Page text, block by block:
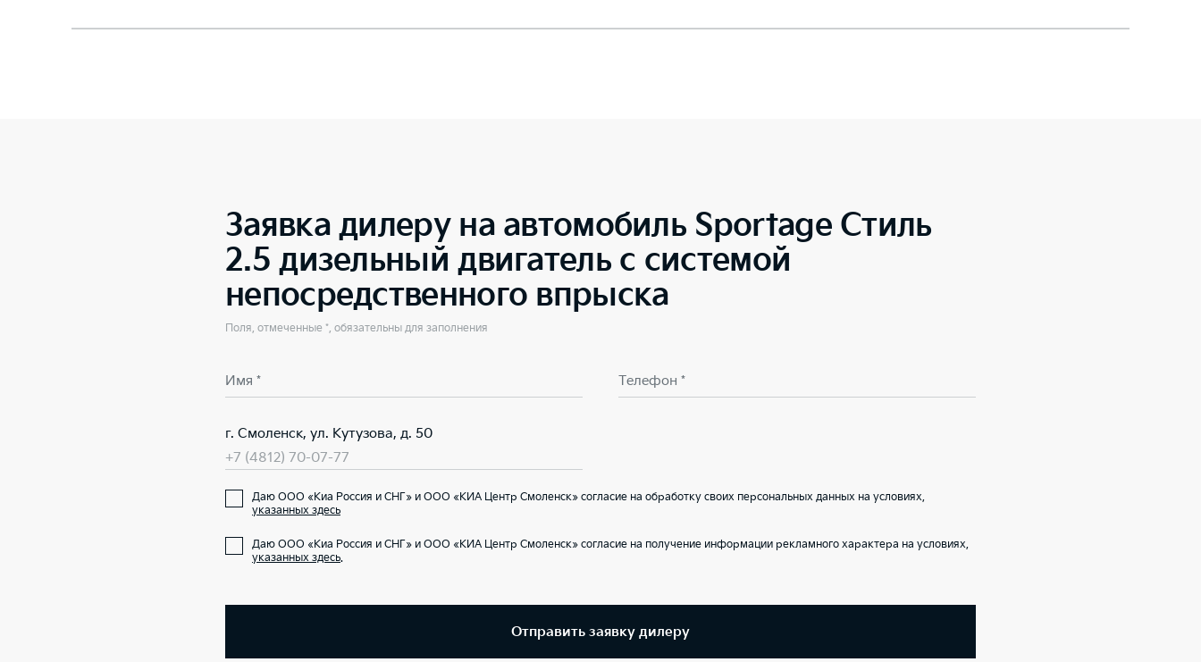
Заявка дилеру на автомобиль Sportage Стиль
2.5 дизельный двигатель с системой
непосредственного впрыска
Поля, отмеченные *, обязательны для заполнения
Имя * Телефон *
г. Смоленск, ул. Кутузова, д. 50
+7 (4812) 70-07-77
Даю ООО «Киа Россия и СНГ» и ООО «КИА Центр Смоленск» согласие на обработку своих персональных данных на условиях,
указанных здесь
Даю ООО «Киа Россия и СНГ» и ООО «КИА Центр Смоленск» согласие на получение информации рекламного характера на условиях,
указанных здесь.
Отправить заявку дилеру